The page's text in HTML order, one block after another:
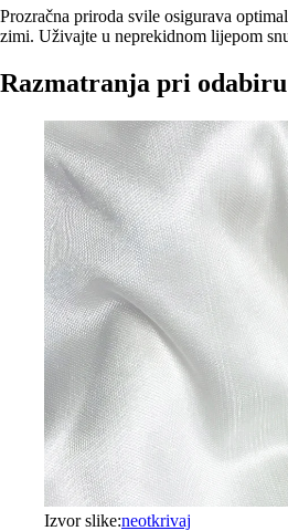
Prozračna priroda svile osigurava
zimi. Uživajte u neprekidnom lijepom
Razmatranja pri odabiru
Izvor slike:neotkrivaj